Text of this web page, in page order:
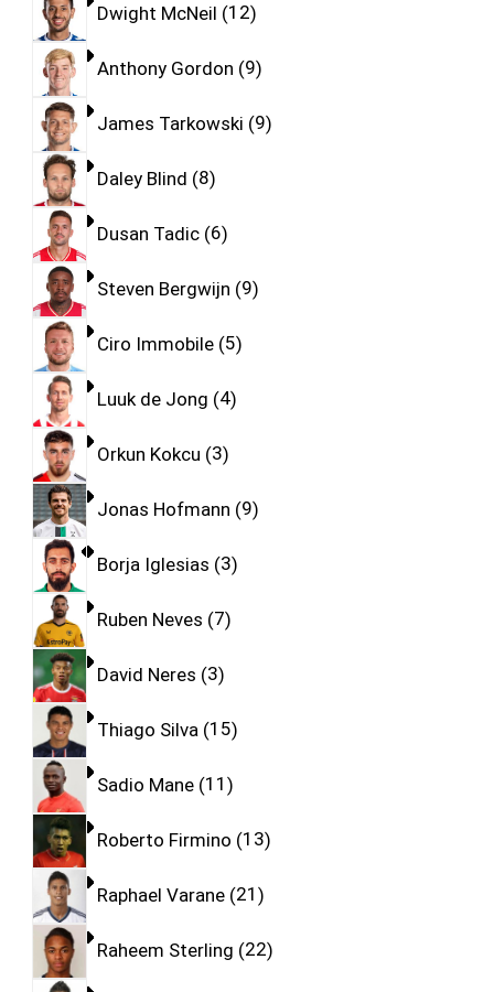
Dwight McNeil 12
Anthony Gordon 9
James Tarkowski 9
Daley Blind 8
Dusan Tadic 6
Steven Bergwijn 9
Ciro Immobile 5
Luuk de Jong 4
Orkun Kokcu 3
Jonas Hofmann 9
Borja Iglesias 3
Ruben Neves 7
David Neres 3
Thiago Silva 15
Sadio Mane 11
Roberto Firmino 13
Raphael Varane 21
Raheem Sterling 22